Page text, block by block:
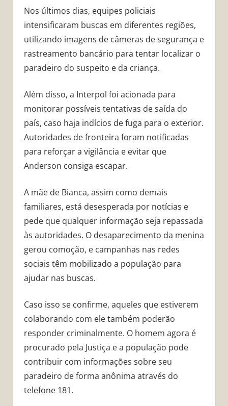
Nos últimos dias, equipes policiais
intensificaram buscas em diferentes regiões,
utilizando imagens de câmeras de segurança e
rastreamento bancário para tentar localizar o
paradeiro do suspeito e da criança.
Além disso, a Interpol foi acionada para
monitorar possíveis tentativas de saída do
país, caso haja indícios de fuga para o exterior.
Autoridades de fronteira foram notificadas
para reforçar a vigilância e evitar que
Anderson consiga escapar.
A mãe de Bianca, assim como demais
familiares, está desesperada por notícias e
pede que qualquer informação seja repassada
às autoridades. O desaparecimento da menina
gerou comoção, e campanhas nas redes
sociais têm mobilizado a população para
ajudar nas buscas.
Caso isso se confirme, aqueles que estiverem
colaborando com ele também poderão
responder criminalmente. O homem agora é
procurado pela Justiça e a população pode
contribuir com informações sobre seu
paradeiro de forma anônima através do
telefone 181.